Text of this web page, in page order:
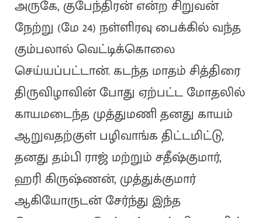
அருகே, குபேந்திரன் என்ற சிறுவன்
நேற்று (மே 24) நள்ளிரவு பைக்கில் வந்த
கும்பலால் வெட்டிக்கொலை
செய்யப்பட்டான். கடந்த மாதம் சித்திரை
திருவிழாவின் போது ஏற்பட்ட மோதலில்
காயமடைந்த முத்துமணி தனது காயம்
ஆறுவதற்குள் பழிவாங்க திட்டமிட்டு,
தனது தம்பி ராஜ் மற்றும் சதீஷ்குமார்,
ஹரி கிருஷ்ணன், முத்துக்குமார்
ஆகியோருடன் சேர்ந்து இந்த